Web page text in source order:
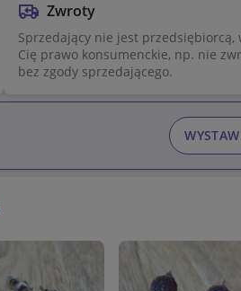
Zwroty
Sprzedający nie jest przedsiębiorcą,
Cię prawo konsumenckie, np. nie
bez zgody sprzedającego.